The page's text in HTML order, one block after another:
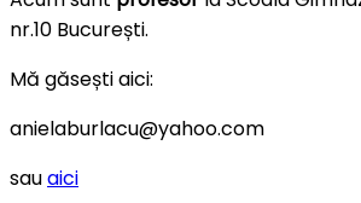
nr.10 București.
Mă găsești aici:
anielaburlacu@yahoo.com
sauaici